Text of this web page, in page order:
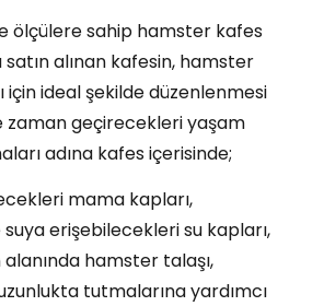
ölçülere sahip hamster kafes
alınan kafesin, hamster
için ideal şekilde düzenlenmesi
zaman geçirecekleri yaşam
adına kafes içerisinde;
mama kapları,
erişebilecekleri su kapları,
hamster talaşı,
tutmalarına yardımcı